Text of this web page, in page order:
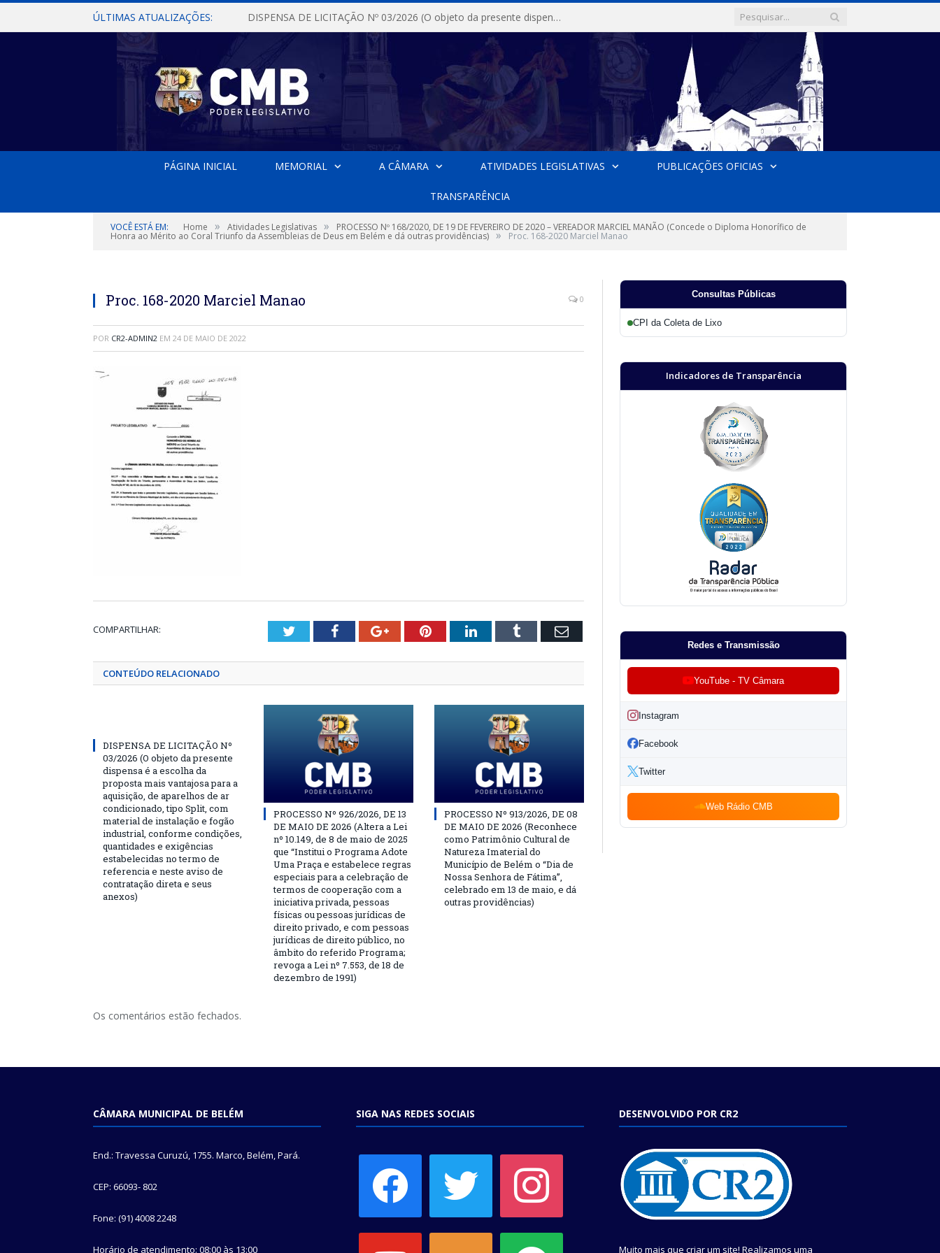
ÚLTIMAS ATUALIZAÇÕES: DISPENSA DE LICITAÇÃO Nº 03/2026 (O objeto da presente dispensa é a escolha da proposta mais vantajosa para a aquisição, de aparelhos de ar condicionado, tipo Split, com material de instalação e fogão industrial, conforme condições, quantidades e exigências estabelecidas no termo de referencia e neste aviso de contratação direta e seus anexos)
PÁGINA INICIAL MEMORIAL A CÂMARA ATIVIDADES LEGISLATIVAS PUBLICAÇÕES OFICIAS
TRANSPARÊNCIA
VOCÊ ESTÁ EM: Home » Atividades Legislativas » PROCESSO Nº 168/2020, DE 19 DE FEVEREIRO DE 2020 – VEREADOR MARCIEL MANÃO (Concede o Diploma Honorífico de
Honra ao Mérito ao Coral Triunfo da Assembleias de Deus em Belém e dá outras providências) » Proc. 168-2020 Marciel Manao
Proc. 168-2020 Marciel Manao 0
POR CR2-ADMIN2 EM 24 DE MAIO DE 2022
COMPARTILHAR: TwitterFacebookGoogle+PinterestLinkedInTumblr Email
CONTEÚDO RELACIONADO
DISPENSA DE LICITAÇÃO Nº
03/2026 (O objeto da presente
dispensa é a escolha da
proposta mais vantajosa para a
aquisição, de aparelhos de ar
condicionado, tipo Split, com
material de instalação e fogão
industrial, conforme condições,
quantidades e exigências
estabelecidas no termo de
referencia e neste aviso de
contratação direta e seus
anexos)
PROCESSO Nº 926/2026, DE 13
DE MAIO DE 2026 (Altera a Lei
nº 10.149, de 8 de maio de 2025
que “Institui o Programa Adote
Uma Praça e estabelece regras
especiais para a celebração de
termos de cooperação com a
iniciativa privada, pessoas
físicas ou pessoas jurídicas de
direito privado, e com pessoas
jurídicas de direito público, no
âmbito do referido Programa;
revoga a Lei nº 7.553, de 18 de
dezembro de 1991)
PROCESSO Nº 913/2026, DE 08
DE MAIO DE 2026 (Reconhece
como Patrimônio Cultural de
Natureza Imaterial do
Município de Belém o “Dia de
Nossa Senhora de Fátima”,
celebrado em 13 de maio, e dá
outras providências)
Os comentários estão fechados.
Consultas Públicas
CPI da Coleta de Lixo
Indicadores de Transparência
Redes e Transmissão
YouTube - TV Câmara
Instagram
Facebook
Twitter
Web Rádio CMB
CÂMARA MUNICIPAL DE BELÉM
End.: Travessa Curuzú, 1755. Marco, Belém, Pará.
CEP: 66093- 802
Fone: (91) 4008 2248
Horário de atendimento: 08:00 às 13:00
SIGA NAS REDES SOCIAIS DESENVOLVIDO POR CR2
Muito mais que criar um site! Realizamos uma